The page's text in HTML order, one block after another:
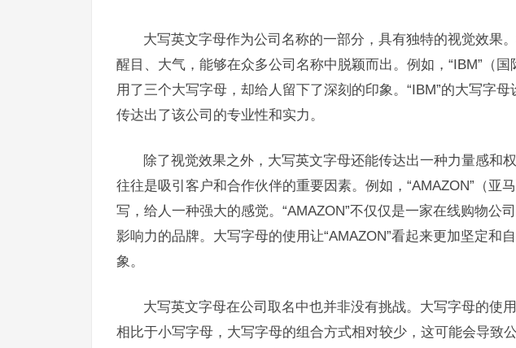
大写英文字母作为公司名称的一部分，具有独特的视觉效果
醒目、大气，能够在众多公司名称中脱颖而出。例如，“IBM”（
用了三个大写字母，却给人留下了深刻的印象。“IBM”的大写字
传达出了该公司的专业性和实力。
除了视觉效果之外，大写英文字母还能传达出一种力量感和
往往是吸引客户和合作伙伴的重要因素。例如，“AMAZON”（亚
写，给人一种强大的感觉。“AMAZON”不仅仅是一家在线购物公
影响力的品牌。大写字母的使用让“AMAZON”看起来更加坚定和
象。
大写英文字母在公司取名中也并非没有挑战。大写字母的使
相比于小写字母，大写字母的组合方式相对较少，这可能会导致